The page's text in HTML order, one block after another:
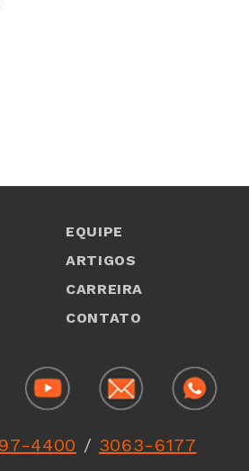
EQUIPE
ARTIGOS
CARREIRA
CONTATO
4400 / 3063-6177